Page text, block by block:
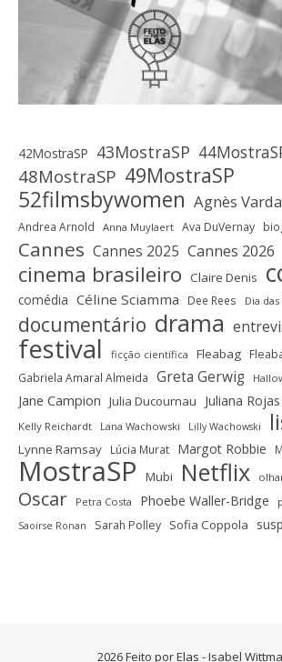
42MostraSP 43MostraSP
48MostraSP 49MostraSP
52filmsbywomen Agnès Varda
Andrea Arnold Anna Muylaert Ava DuVernay
Cannes Cannes 2025 Cannes 2026
cinema brasileiro Claire Denis
comédia Céline Sciamma Dee Rees Dia
documentário drama
festival ficção científica Fleabag
Gabriela Amaral Almeida Greta Gerwig
Jane Campion Julia Ducournau Juliana Rojas
Kelly Reichardt Lana Wachowski Lilly Wachowski
Lynne Ramsay Lúcia Murat Margot Robbie
MostraSP Mubi Netflix
Oscar Petra Costa Phoebe Waller-Bridge
Saoirse Ronan Sarah Polley Sofia Coppola
2026 Feito por Elas - Isabel